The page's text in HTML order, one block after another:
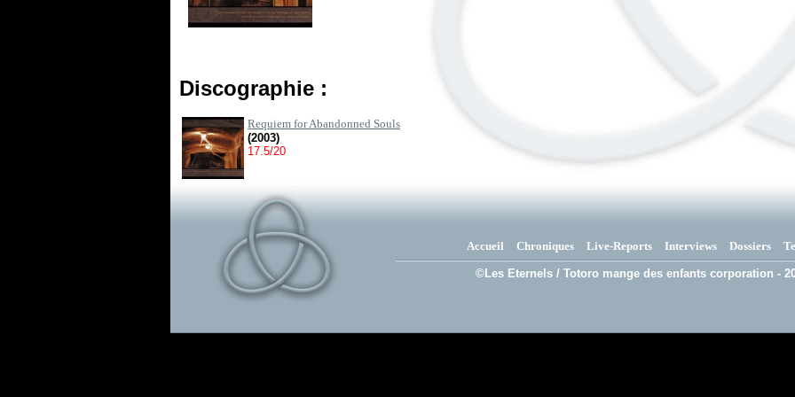
Discographie :
Requiem for Abandonned Souls
(2003)
17.5/20
Accueil Chroniques Live-Reports Interviews Dossiers
©Les Eternels / Totoro mange des enfants corporation -